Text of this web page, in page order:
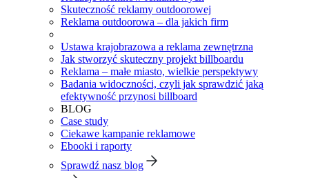
Skuteczność reklamy outdoorowej
Reklama outdoorowa – dla jakich firm
Ustawa krajobrazowa a reklama zewnętrzna
Jak stworzyć skuteczny projekt billboardu
Reklama – małe miasto, wielkie perspektywy
Badania widoczności, czyli jak sprawdzić jaką
efektywność przynosi billboard
BLOG
Case study
Ciekawe kampanie reklamowe
Ebooki i raporty
Sprawdź nasz blog